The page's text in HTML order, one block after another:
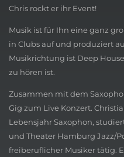
Chris rockt er ihr Event!
Musik ist für Ihn eine ganz
in Clubs auf und produziert
Musikrichtung ist Deep
zu hören ist.
Zusammen mit dem
Gig zum Live Konzert.
Lebensjahr Saxophon,
und Theater Hamburg Jazz/
freiberuflicher Musiker tätig.